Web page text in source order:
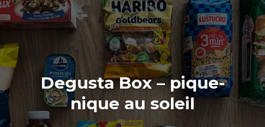
Degusta Box – pique-
nique au soleil